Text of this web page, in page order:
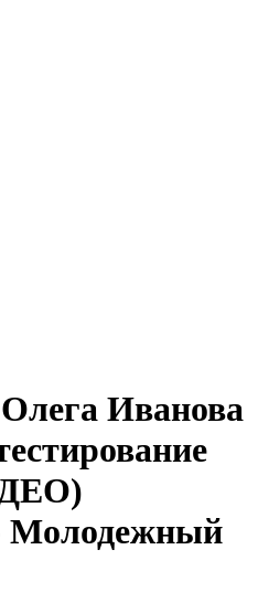
Иванова
Молодежный